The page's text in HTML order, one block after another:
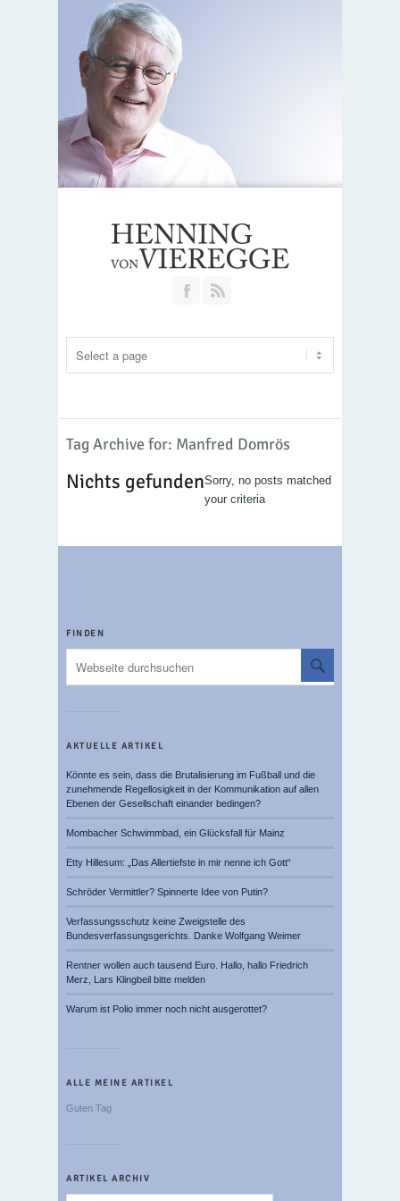
Join our Facebook Group
Tag Archive for: Manfred Domrös
Nichts gefundenSorry, no posts matched
your criteria
FINDEN
AKTUELLE ARTIKEL
Könnte es sein, dass die Brutalisierung im Fußball und die
zunehmende Regellosigkeit in der Kommunikation auf allen
Ebenen der Gesellschaft einander bedingen?
Mombacher Schwimmbad, ein Glücksfall für Mainz
Etty Hillesum: „Das Allertiefste in mir nenne ich Gott“
Schröder Vermittler? Spinnerte Idee von Putin?
Verfassungsschutz keine Zweigstelle des
Bundesverfassungsgerichts. Danke Wolfgang Weimer
Rentner wollen auch tausend Euro. Hallo, hallo Friedrich
Merz, Lars Klingbeil bitte melden
Warum ist Polio immer noch nicht ausgerottet?
ALLE MEINE ARTIKEL
Guten Tag
ARTIKEL ARCHIV